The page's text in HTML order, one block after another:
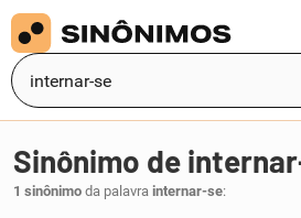
Sinônimo de
1 sinônimo da palavra internar-se: